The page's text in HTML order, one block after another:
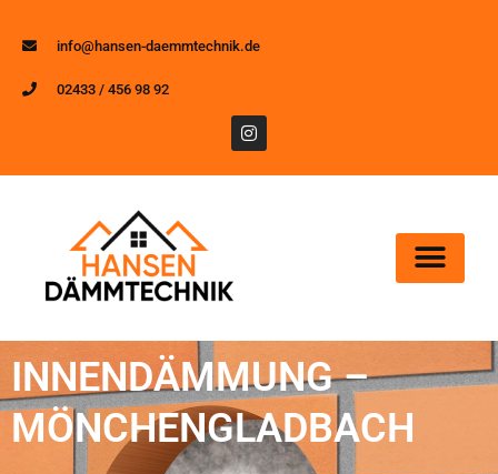
info@hansen-daemmtechnik.de
02433 / 456 98 92
INNENDÄMMUNG –
MÖNCHENGLADBACH